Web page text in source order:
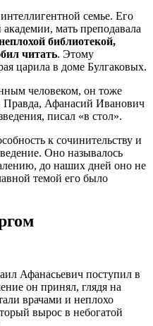
семье. Его
мать преподавала
библиотекой,
читать. Этому
царила в доме Булгаковых.
человеком, он тоже
Правда, Афанасий Иванович
писал «в стол».
к сочинительству и
Оно называлось
до наших дней оно не
темой его было
Афанасьевич поступил в
он принял, глядя на
врачами и неплохо
вырос в небогатой